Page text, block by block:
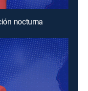
nocturna